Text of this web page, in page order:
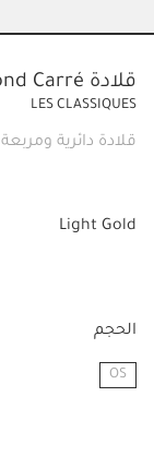
قلادة Le Collier Rond Carré
LES CLASSIQUES
قلادة دائرية ومربعة
Light Gold
الحجم
OS